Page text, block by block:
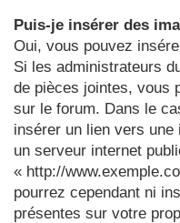
Puis-je insérer des
Oui, vous pouvez
Si les administrateurs
de pièces jointes, vous
sur le forum. Dans le
insérer un lien vers une
un serveur internet
« http://
pourrez cependant ni
présentes sur votre